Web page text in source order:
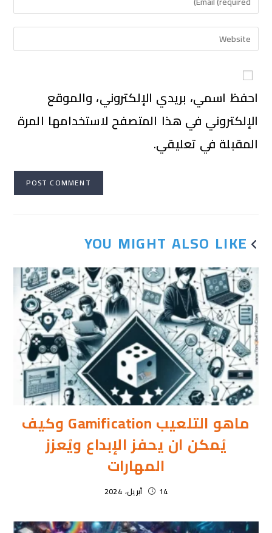
احفظ اسمي، بريدي الإلكتروني، والموقع
الإلكتروني في هذا المتصفح لاستخدامها المرة
المقبلة في تعليقي.
YOU MIGHT ALSO LIKE
ماهو التلعيب Gamification وكيف
يُمكن ان يحفز الإبداع ويُعزز
المهارات
14 أبريل، 2024